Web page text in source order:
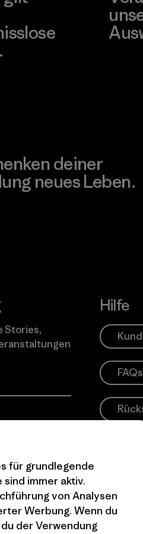
deiner
neues Leben.
Stories,
damit
und
zusendet.
Hilfe
FAQs
für grundlegende
immer aktiv.
von Analysen
Werbung. Wenn du
der Verwendung